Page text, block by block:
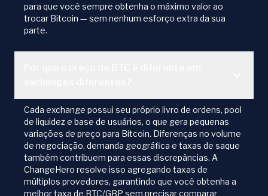
para que você sempre obtenha o máximo valor ao
trocar Bitcoin — sem nenhum esforço extra da sua
parte.
Cada exchange possui seu próprio livro de ordens, pool
de liquidez e base de usuários, o que gera pequenas
variações de preço para Bitcoin. Diferenças no volume
de negociação, demanda geográfica e taxas de saque
também contribuem para essas discrepâncias. A
ChangeHero resolve isso agregando taxas de
múltiplos provedores, garantindo que você obtenha a
melhor taxa de BTC/GBP sem precisar comparar